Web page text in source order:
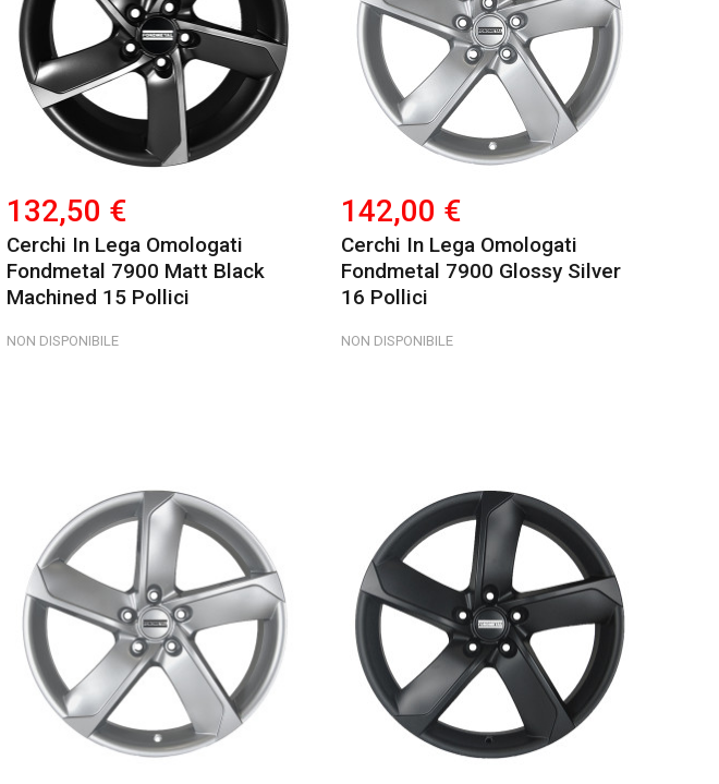
132,50 €
Cerchi In Lega Omologati
Fondmetal 7900 Matt Black
Machined 15 Pollici
NON DISPONIBILE
142,00 €
Cerchi In Lega Omologati
Fondmetal 7900 Glossy Silver
16 Pollici
NON DISPONIBILE